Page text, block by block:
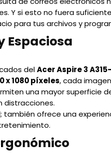
Y si esto no fuera
para tus archivos y
Espaciosa
delAcer Aspire 3
x 1080 píxeles, cada
una mayor superficie
distracciones.
también ofrece una